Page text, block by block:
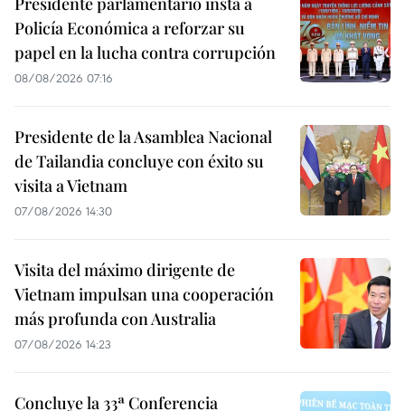
Policía Económica a reforzar su
papel en la lucha contra corrupción
08/08/2026 07:16
Presidente de la Asamblea Nacional
de Tailandia concluye con éxito su
visita a Vietnam
07/08/2026 14:30
Visita del máximo dirigente de
Vietnam impulsan una cooperación
más profunda con Australia
07/08/2026 14:23
Concluye la 33ª Conferencia